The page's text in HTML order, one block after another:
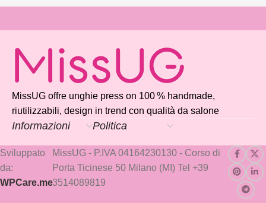
MissUG offre unghie press on 100 % handmade,
riutilizzabili, design in trend con qualità da salone
Informazioni Politica
Sviluppato
da:
WPCare.me
MissUG - P.IVA 04164230130 - Corso di
Porta Ticinese 50 Milano (MI) Tel +39
3514089819